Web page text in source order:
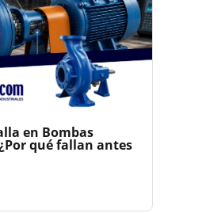
en Bombas
qué fallan antes